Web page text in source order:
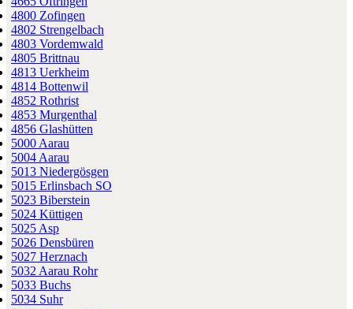
4800 Zofingen
4802 Strengelbach
4803 Vordemwald
4805 Brittnau
4813 Uerkheim
4814 Bottenwil
4852 Rothrist
4853 Murgenthal
4856 Glashütten
5000 Aarau
5004 Aarau
5013 Niedergösgen
5015 Erlinsbach SO
5023 Biberstein
5024 Küttigen
5025 Asp
5026 Densbüren
5027 Herznach
5032 Aarau Rohr
5033 Buchs
5034 Suhr